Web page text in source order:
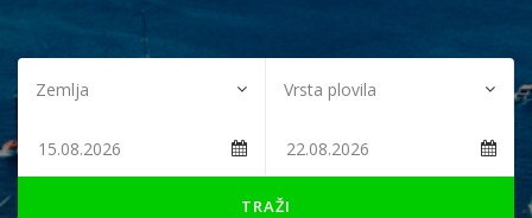
TRAŽI